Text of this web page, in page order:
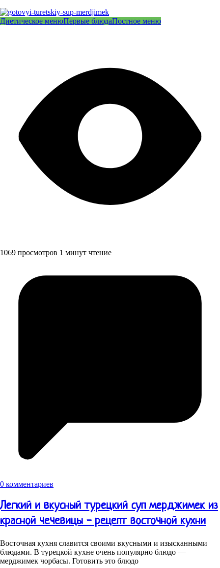
Диетическое менюПервые блюдаПостное меню
1069 просмотров 1 минут чтение
0 комментариев
Легкий и вкусный турецкий суп мерджимек из
красной чечевицы - рецепт восточной кухни
Восточная кухня славится своими вкусными и изысканными
блюдами. В турецкой кухне очень популярно блюдо —
мерджимек чорбасы. Готовить это блюдо